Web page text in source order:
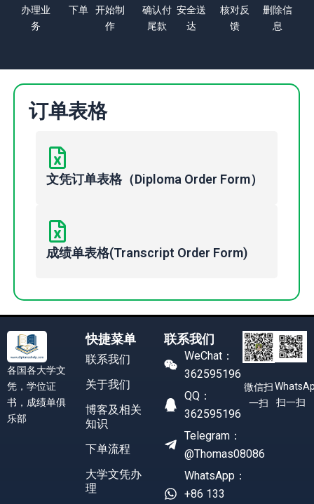
办理业
务
下单
开始制
作
确认付
尾款
安全送
达
核对反
馈
删除信
息
订单表格
文凭订单表格（Diploma Order Form）
成绩单表格(Transcript Order Form)
各国各大学文
凭，学位证
书，成绩单俱
乐部
快捷菜单
联系我们
关于我们
博客及相关
知识
下单流程
大学文凭办
理
联系我们
WeChat：
362595196
QQ：
362595196
Telegram：
@Thomas08086
WhatsApp：
+86 133
微信扫
一扫
扫一扫